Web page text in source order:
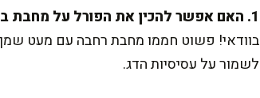
1. האם אפשר להכין את הפורל על מחבת במקום בתנור?
לשמור על עסיסיות הדג.